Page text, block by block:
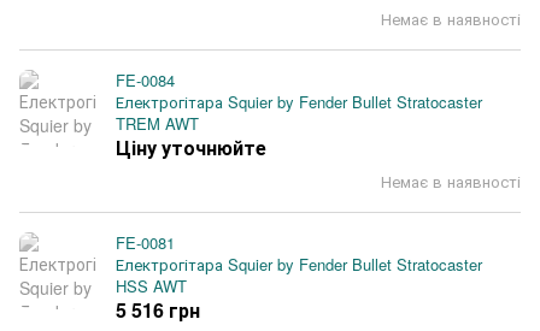
Немає в наявності
FE-0084
Електрогітара Squier by Fender Bullet Stratocaster
TREM AWT
Немає в наявності
Ціну уточнюйте
FE-0081
Електрогітара Squier by Fender Bullet Stratocaster
HSS AWT
5 516 грн